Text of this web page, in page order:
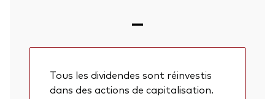
—
Tous les dividendes sont réinvestis
dans des actions de capitalisation.